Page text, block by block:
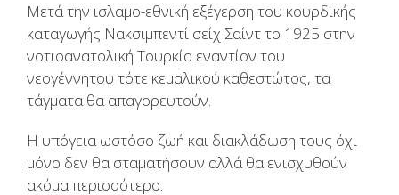
Μετά την ισλαμο-εθνική εξέγερση του κουρδικής
καταγωγής Νακσιμπεντί σείχ Σαίντ το 1925 στην
νοτιοανατολική Τουρκία εναντίον του
νεογέννητου τότε κεμαλικού καθεστώτος, τα
τάγματα θα απαγορευτούν.
Η υπόγεια ωστόσο ζωή και διακλάδωση τους όχι
μόνο δεν θα σταματήσουν αλλά θα ενισχυθούν
ακόμα περισσότερο.